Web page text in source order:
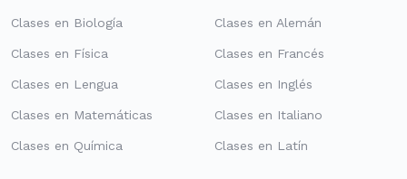
Clases en Biología
Clases en Física
Clases en Lengua
Clases en Matemáticas
Clases en Química
Clases en Alemán
Clases en Francés
Clases en Inglés
Clases en Italiano
Clases en Latín